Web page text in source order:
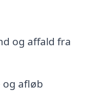
og affald fra
og afløb